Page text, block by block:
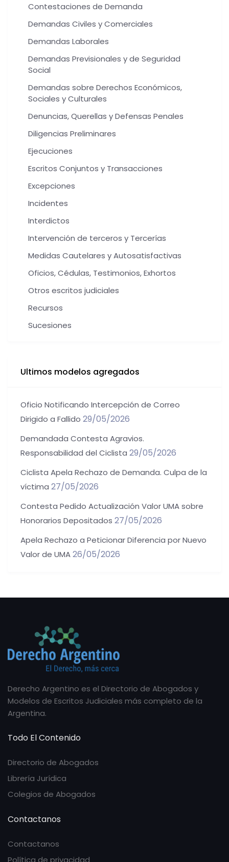
Contestaciones de Demanda
Demandas Civiles y Comerciales
Demandas Laborales
Demandas Previsionales y de Seguridad
Social
Demandas sobre Derechos Económicos,
Sociales y Culturales
Denuncias, Querellas y Defensas Penales
Diligencias Preliminares
Ejecuciones
Escritos Conjuntos y Transacciones
Excepciones
Incidentes
Interdictos
Intervención de terceros y Tercerías
Medidas Cautelares y Autosatisfactivas
Oficios, Cédulas, Testimonios, Exhortos
Otros escritos judiciales
Recursos
Sucesiones
Ultimos modelos agregados
Oficio Notificando Intercepción de Correo
Dirigido a Fallido 29/05/2026
Demandada Contesta Agravios.
Responsabilidad del Ciclista 29/05/2026
Ciclista Apela Rechazo de Demanda. Culpa de la
víctima 27/05/2026
Contesta Pedido Actualización Valor UMA sobre
Honorarios Depositados 27/05/2026
Apela Rechazo a Peticionar Diferencia por Nuevo
Valor de UMA26/05/2026
Derecho Argentino es el Directorio de Abogados y
Modelos de Escritos Judiciales más completo de la
Argentina.
Todo El Contenido
Directorio de Abogados
Librería Jurídica
Colegios de Abogados
Contactanos
Contactanos
Política de privacidad